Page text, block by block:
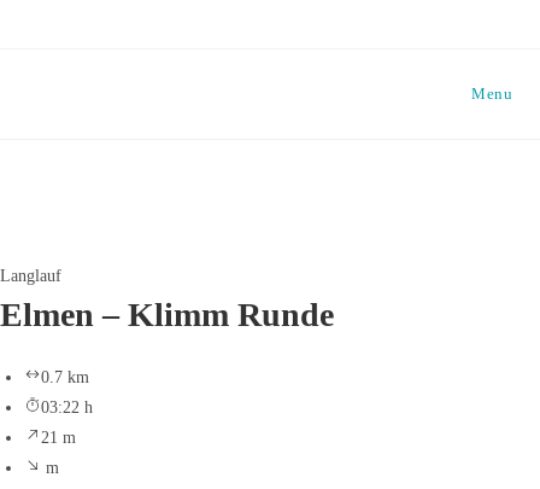
Menu
Langlauf
Elmen – Klimm Runde
0.7 km
03:22 h
21 m
m